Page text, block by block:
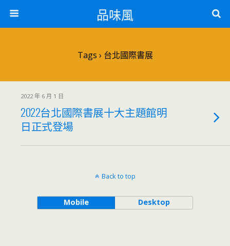
品味風
Tags › 台北國際書展
2022 年 6 月 1 日
2022台北國際書展十大主題館明
日正式登場
Back to top
Mobile Desktop